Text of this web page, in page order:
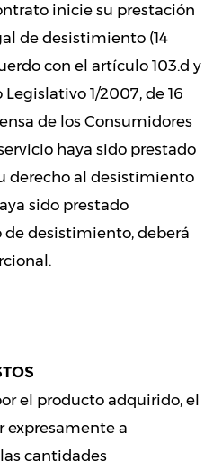
inicie su prestación
de desistimiento (14
con el artículo 103.d y
1/2007, de 16
de los Consumidores
haya sido prestado
derecho al desistimiento
sido prestado
de desistimiento, deberá
el producto adquirido, el
expresamente a
las cantidades